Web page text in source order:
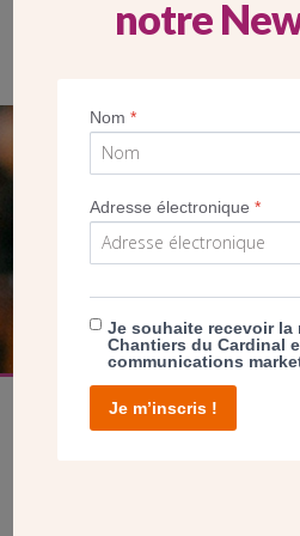
SEUL VOTRE DON
NOUS PERMET D’AGIR
FAIRE
notre
Nom*
Adresse électronique*
Je souhaite recevoir la
Chantiers du Cardinal
communications
Je m’inscris !